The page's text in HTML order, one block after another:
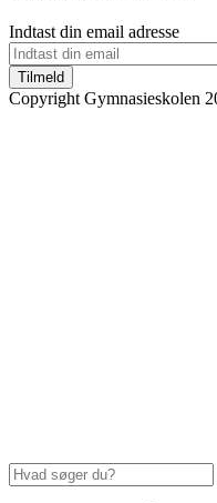
Indtast din email adresse
Tilmeld
Copyright Gymnasieskolen